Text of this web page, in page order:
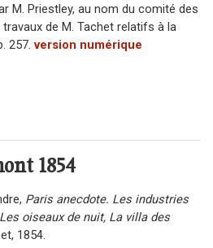
M. Priestley, au nom du comité des
de M. Tachet relatifs à la
257.version numérique
1854
Paris anecdote. Les industries
oiseaux de nuit, La villa des
1854.